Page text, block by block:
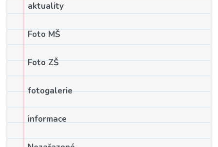
aktuality
Foto MŠ
Foto ZŠ
fotogalerie
informace